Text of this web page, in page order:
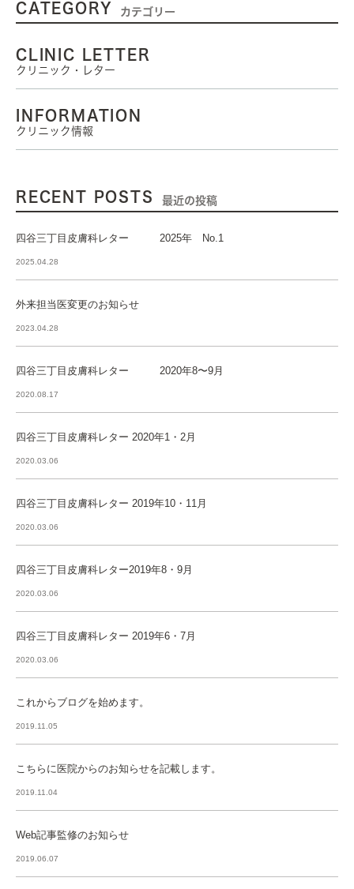
CATEGORY カテゴリー
CLINIC LETTER
クリニック・レター
INFORMATION
クリニック情報
RECENT POSTS 最近の投稿
四谷三丁目皮膚科レター 2025年 No.1
2025.04.28
外来担当医変更のお知らせ
2023.04.28
四谷三丁目皮膚科レター 2020年8〜9月
2020.08.17
四谷三丁目皮膚科レター 2020年1・2月
2020.03.06
四谷三丁目皮膚科レター 2019年10・11月
2020.03.06
四谷三丁目皮膚科レター2019年8・9月
2020.03.06
四谷三丁目皮膚科レター 2019年6・7月
2020.03.06
これからブログを始めます。
2019.11.05
こちらに医院からのお知らせを記載します。
2019.11.04
Web記事監修のお知らせ
2019.06.07